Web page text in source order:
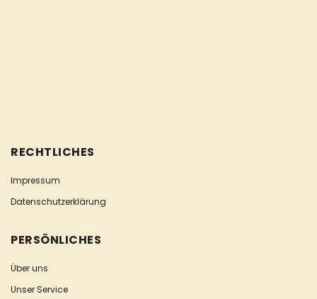
RECHTLICHES
Impressum
Datenschutzerklärung
PERSÖNLICHES
Über uns
Unser Service